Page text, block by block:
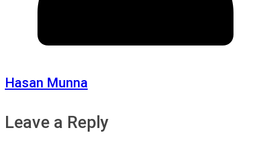
Hasan Munna
Leave a Reply